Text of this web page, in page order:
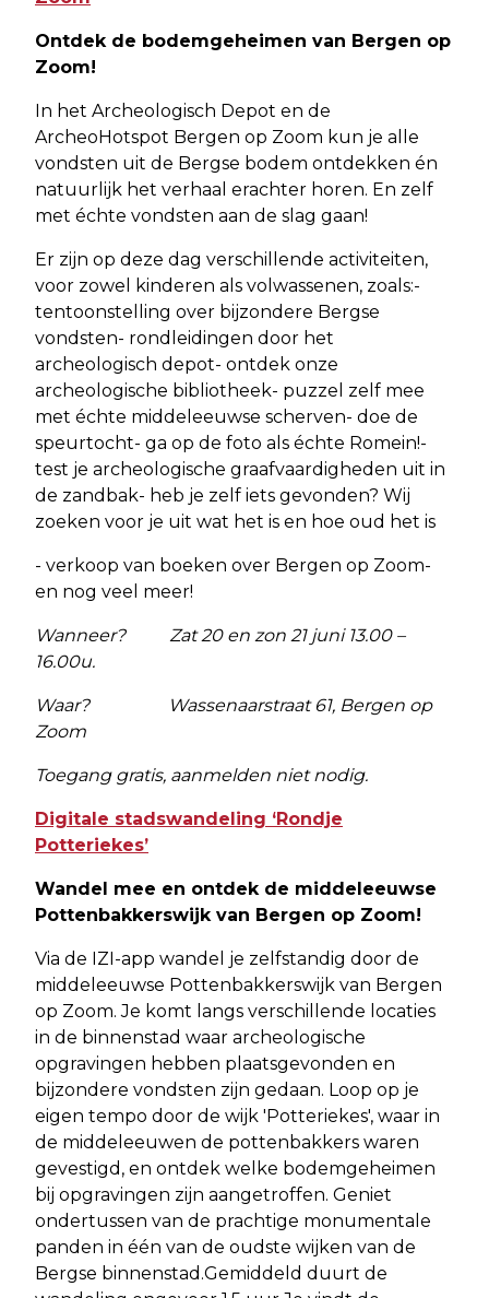
Ontdek de bodemgeheimen van Bergen op
Zoom!
In het Archeologisch Depot en de
ArcheoHotspot Bergen op Zoom kun je alle
vondsten uit de Bergse bodem ontdekken én
natuurlijk het verhaal erachter horen. En zelf
met échte vondsten aan de slag gaan!
Er zijn op deze dag verschillende activiteiten,
voor zowel kinderen als volwassenen, zoals:-
tentoonstelling over bijzondere Bergse
vondsten- rondleidingen door het
archeologisch depot- ontdek onze
archeologische bibliotheek- puzzel zelf mee
met échte middeleeuwse scherven- doe de
speurtocht- ga op de foto als échte Romein!-
test je archeologische graafvaardigheden uit in
de zandbak- heb je zelf iets gevonden? Wij
zoeken voor je uit wat het is en hoe oud het is
- verkoop van boeken over Bergen op Zoom-
en nog veel meer!
Wanneer? Zat 20 en zon 21 juni 13.00 –
16.00u.
Waar? Wassenaarstraat 61, Bergen op
Zoom
Toegang gratis, aanmelden niet nodig.
Digitale stadswandeling ‘Rondje
Potteriekes’
Wandel mee en ontdek de middeleeuwse
Pottenbakkerswijk van Bergen op Zoom!
Via de IZI-app wandel je zelfstandig door de
middeleeuwse Pottenbakkerswijk van Bergen
op Zoom. Je komt langs verschillende locaties
in de binnenstad waar archeologische
opgravingen hebben plaatsgevonden en
bijzondere vondsten zijn gedaan. Loop op je
eigen tempo door de wijk 'Potteriekes', waar in
de middeleeuwen de pottenbakkers waren
gevestigd, en ontdek welke bodemgeheimen
bij opgravingen zijn aangetroffen. Geniet
ondertussen van de prachtige monumentale
panden in één van de oudste wijken van de
Bergse binnenstad.Gemiddeld duurt de